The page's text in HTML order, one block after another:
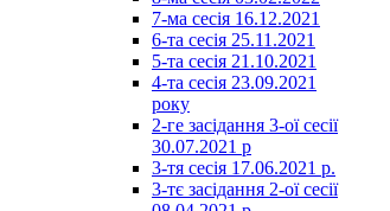
7-ма сесія 16.12.2021
6-та сесія 25.11.2021
5-та сесія 21.10.2021
4-та сесія 23.09.2021
року
2-ге засідання 3-ої сесії
30.07.2021 р
3-тя сесія 17.06.2021 р.
3-тє засідання 2-ої сесії